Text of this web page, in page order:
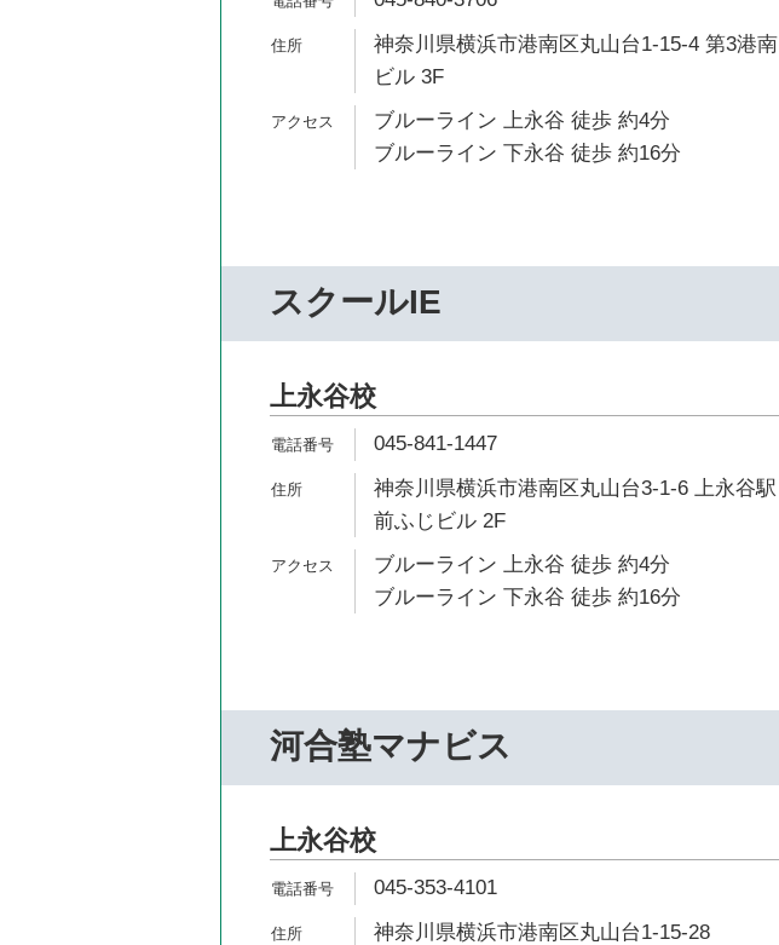
神奈川県横浜市港南区丸山台1-15-4 第3港南
ビル 3F
ブルーライン 上永谷 徒歩 約4分
ブルーライン 下永谷 徒歩 約16分
スクールIE
上永谷校
045-841-1447
神奈川県横浜市港南区丸山台3-1-6 上永谷駅
前ふじビル 2F
ブルーライン 上永谷 徒歩 約4分
ブルーライン 下永谷 徒歩 約16分
河合塾マナビス
上永谷校
045-353-4101
神奈川県横浜市港南区丸山台1-15-28